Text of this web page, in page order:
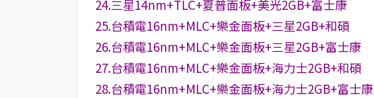
24.三星14nm+TLC+夏普面板+美光2GB+富士康
25.台積電16nm+MLC+樂金面板+三星2GB+和碩
26.台積電16nm+MLC+樂金面板+三星2GB+富士康
27.台積電16nm+MLC+樂金面板+海力士2GB+和碩
28.台積電16nm+MLC+樂金面板+海力士2GB+富士康